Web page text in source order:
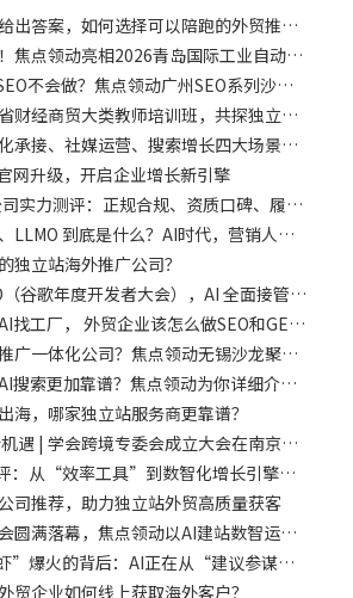
焦点领动佛山沙龙给出答案，如何选择可以陪跑的外贸推广团队？
赋能智能制造出海！焦点领动亮相2026青岛国际工业自动化展，共探B2B制造业海外推广新路径
26年7月23日网站SEO不会做？焦点领动广州SEO系列沙龙详解网站运营维护方法
焦点领动助力江苏省财经商贸大类教师培训班，共探独立站AI新实践
覆盖客户挖掘、转化承接、社媒运营、搜索增长四大场景，焦点领动助力外贸官网升级 为AI 智能增长阵地
网升级，开启企业增长新引擎
2026年网站建设公司实力测评：正规合规、资质口碑、履约保障三维横评，焦点领动又获权威推荐
SEO、GEO、AEO、LLMO 到底是什么？AI时代，营销人需要重新理解“搜索”
独立站海外推广公司？
2026年Google I/O（谷歌年度开发者大会），AI 全面接管 Google 生态
当海外采购开始用AI找工厂， 外贸企业该怎么做SEO和GEO布局？
有没有推荐的外贸推广一体化公司？焦点领动无锡沙龙聚焦全域营销新趋势
哪家服务商做海外AI搜索更加靠谱？焦点领动为你详细介绍GEO运营策略
海，哪家独立站服务商更靠谱？
跨越新格局 链动新机遇 | 学会跨境专委会成立大会在南京成功召开
全球ai建站工具测评：从“效率工具”到数智化增长引擎的深度分析
司推荐，助力独立站外贸高质量获客
第七届焦点知识年会圆满落幕，焦点领动以AI建站数智运营，赋能外贸品牌“高质量出海”
OpenClaw“养龙虾”爆火的背后：AI正在从“建议参谋”到“落地执行”，焦点领动助力企业提质增效
贸企业如何线上获取海外客户？